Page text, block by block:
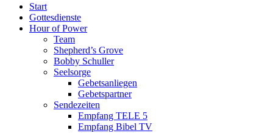
Start
Gottesdienste
Hour of Power
Team
Shepherd’s Grove
Bobby Schuller
Seelsorge
Gebetsanliegen
Gebetspartner
Sendezeiten
Empfang TELE 5
Empfang Bibel TV